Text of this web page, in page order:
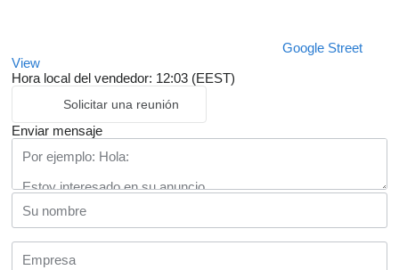
Google Street
View
Hora local del vendedor: 12:03 (EEST)
Solicitar una reunión
Enviar mensaje